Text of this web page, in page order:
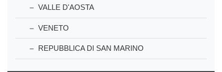
VALLE D'AOSTA
VENETO
REPUBBLICA DI SAN MARINO